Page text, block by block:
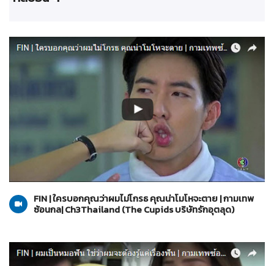
12-06-2560
The Cupids บริษัทรักอุตลุด
FIN | ใครบอกคุณว่าผมไม่โกรธ คุณน่าโมโหจะตาย | กามเทพ
ซ้อนกล| Ch3Thailand (The Cupids บริษัทรักอุตลุด)